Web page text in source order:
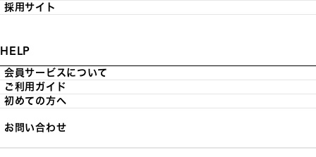
採用サイト
HELP
会員サービスについて
ご利用ガイド
初めての方へ
お問い合わせ